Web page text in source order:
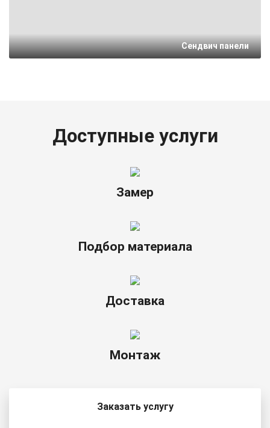
Сендвич панели
Доступные услуги
Замер
Подбор материала
Доставка
Монтаж
Заказать услугу